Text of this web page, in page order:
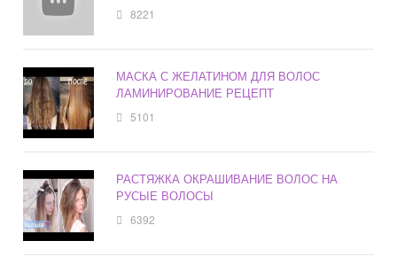
8221
МАСКА С ЖЕЛАТИНОМ ДЛЯ ВОЛОС
ЛАМИНИРОВАНИЕ РЕЦЕПТ
5101
РАСТЯЖКА ОКРАШИВАНИЕ ВОЛОС НА
РУСЫЕ ВОЛОСЫ
6392